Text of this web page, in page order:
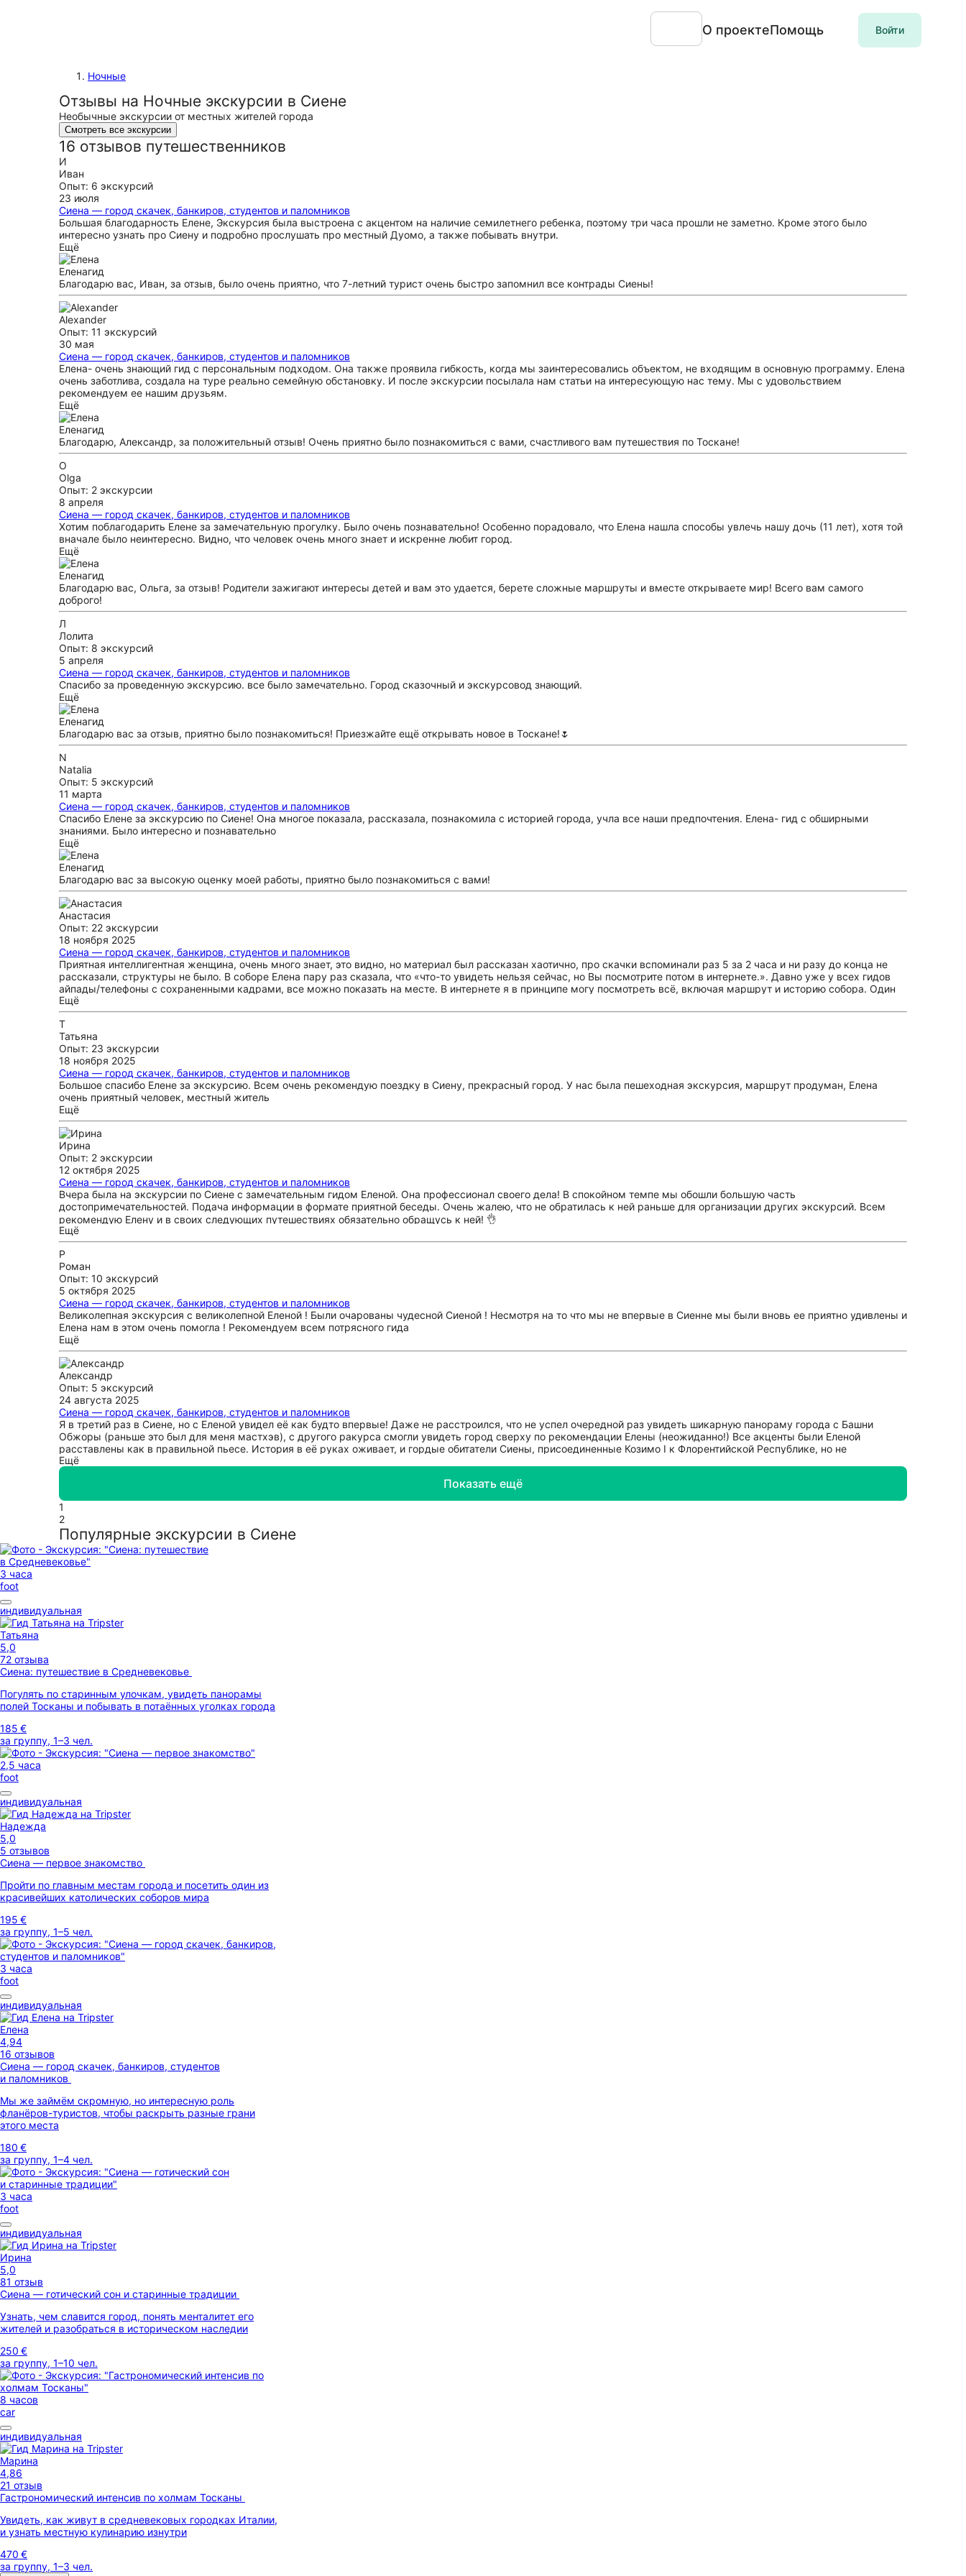
О проектеПомощь Войти
Ночные
Отзывы на Ночные экскурсии в Сиене
Необычные экскурсии от местных жителей города
Смотреть все экскурсии
16 отзывов путешественников
И
Иван
Опыт: 6 экскурсий
23 июля
Сиена — город скачек, банкиров, студентов и паломников
Большая благодарность Елене, Экскурсия была выстроена с акцентом на наличие семилетнего ребенка, поэтому три часа прошли не заметно. Кроме этого было
интересно узнать про Сиену и подробно прослушать про местный Дуомо, а также побывать внутри.
Ещё
Еленагид
Благодарю вас, Иван, за отзыв, было очень приятно, что 7-летний турист очень быстро запомнил все контрады Сиены!
Alexander
Опыт: 11 экскурсий
30 мая
Сиена — город скачек, банкиров, студентов и паломников
Елена- очень знающий гид с персональным подходом. Она также проявила гибкость, когда мы заинтересовались объектом, не входящим в основную программу. Елена
очень заботлива, создала на туре реально семейную обстановку. И после экскурсии посылала нам статьи на интересующую нас тему. Мы с удовольствием
рекомендуем ее нашим друзьям.
Ещё
Еленагид
Благодарю, Александр, за положительный отзыв! Очень приятно было познакомиться с вами, счастливого вам путешествия по Тоскане!
O
Olga
Опыт: 2 экскурсии
8 апреля
Сиена — город скачек, банкиров, студентов и паломников
Хотим поблагодарить Елене за замечательную прогулку. Было очень познавательно! Особенно порадовало, что Елена нашла способы увлечь нашу дочь (11 лет), хотя той
вначале было неинтересно. Видно, что человек очень много знает и искренне любит город.
Ещё
Еленагид
Благодарю вас, Ольга, за отзыв! Родители зажигают интересы детей и вам это удается, берете сложные маршруты и вместе открываете мир! Всего вам самого
доброго!
Л
Лолита
Опыт: 8 экскурсий
5 апреля
Сиена — город скачек, банкиров, студентов и паломников
Спасибо за проведенную экскурсию. все было замечательно. Город сказочный и экскурсовод знающий.
Ещё
Еленагид
Благодарю вас за отзыв, приятно было познакомиться! Приезжайте ещё открывать новое в Тоскане!🌷
N
Natalia
Опыт: 5 экскурсий
11 марта
Сиена — город скачек, банкиров, студентов и паломников
Спасибо Елене за экскурсию по Сиене! Она многое показала, рассказала, познакомила с историей города, учла все наши предпочтения. Елена- гид с обширными
знаниями. Было интересно и познавательно
Ещё
Еленагид
Благодарю вас за высокую оценку моей работы, приятно было познакомиться с вами!
Анастасия
Опыт: 22 экскурсии
18 ноября 2025
Сиена — город скачек, банкиров, студентов и паломников
Приятная интеллигентная женщина, очень много знает, это видно, но материал был рассказан хаотично, про скачки вспоминали раз 5 за 2 часа и ни разу до конца не
рассказали, структуры не было. В соборе Елена пару раз сказала, что «что-то увидеть нельзя сейчас, но Вы посмотрите потом в интернете.». Давно уже у всех гидов
айпады/телефоны с сохраненными кадрами, все можно показать на месте. В интернете я в принципе могу посмотреть всё, включая маршрут и историю собора. Один
раз Елена махнула рукой на улице в сторону и сказала, что там магазин традиционных сладостей, протараторила названия и сказала, что я могу потом туда зайти. Не
рассказала ни что за сладости, ни историю, ничего. Не могу сказать, что это было совсем ужасно, но я встречала много гидов гораздо лучше за эти деньги.
Ещё
Т
Татьяна
Опыт: 23 экскурсии
18 ноября 2025
Сиена — город скачек, банкиров, студентов и паломников
Большое спасибо Елене за экскурсию. Всем очень рекомендую поездку в Сиену, прекрасный город. У нас была пешеходная экскурсия, маршрут продуман, Елена
очень приятный человек, местный житель
Ещё
Ирина
Опыт: 2 экскурсии
12 октября 2025
Сиена — город скачек, банкиров, студентов и паломников
Вчера была на экскурсии по Сиене с замечательным гидом Еленой. Она профессионал своего дела! В спокойном темпе мы обошли большую часть
достопримечательностей. Подача информации в формате приятной беседы. Очень жалею, что не обратилась к ней раньше для организации других экскурсий. Всем
рекомендую Елену и в своих следующих путешествиях обязательно обращусь к ней! 👌
Ещё
Р
Роман
Опыт: 10 экскурсий
5 октября 2025
Сиена — город скачек, банкиров, студентов и паломников
Великолепная экскурсия с великолепной Еленой ! Были очарованы чудесной Сиеной ! Несмотря на то что мы не впервые в Сиенне мы были вновь ее приятно удивлены и
Елена нам в этом очень помогла ! Рекомендуем всем потрясного гида
Ещё
Александр
Опыт: 5 экскурсий
24 августа 2025
Сиена — город скачек, банкиров, студентов и паломников
Я в третий раз в Сиене, но с Еленой увидел её как будто впервые! Даже не расстроился, что не успел очередной раз увидеть шикарную панораму города с Башни
Обжоры (раньше это был для меня мастхэв), с другого ракурса смогли увидеть город сверху по рекомендации Елены (неожиданно!) Все акценты были Еленой
расставлены как в правильной пьесе. История в её руках оживает, и гордые обитатели Сиены, присоединенные Козимо I к Флорентийской Республике, но не
потерявшие свою самобытность, как будто сопровождают вас в прогулке по городу,с волнением переживая очередное Палио... Спасибо, Вам Елена! Ах, как хочется
вернуться в городок! 😇
Ещё
Показать ещё
1
2
Популярные экскурсии в Сиене
3 часа
foot
индивидуальная
Татьяна
5,0
72 отзыва
Сиена: путешествие в Средневековье
Погулять по старинным улочкам, увидеть панорамы
полей Тосканы и побывать в потаённых уголках города
185 €
за группу, 1–3 чел.
2,5 часа
foot
индивидуальная
Надежда
5,0
5 отзывов
Сиена — первое знакомство
Пройти по главным местам города и посетить один из
красивейших католических соборов мира
195 €
за группу, 1–5 чел.
3 часа
foot
индивидуальная
Елена
4,94
16 отзывов
Сиена — город скачек, банкиров, студентов
и паломников
Мы же займём скромную, но интересную роль
фланёров-туристов, чтобы раскрыть разные грани
этого места
180 €
за группу, 1–4 чел.
3 часа
foot
индивидуальная
Ирина
5,0
81 отзыв
Сиена — готический сон и старинные традиции
Узнать, чем славится город, понять менталитет его
жителей и разобраться в историческом наследии
250 €
за группу, 1–10 чел.
8 часов
car
индивидуальная
Марина
4,86
21 отзыв
Гастрономический интенсив по холмам Тосканы
Увидеть, как живут в средневековых городках Италии,
и узнать местную кулинарию изнутри
470 €
за группу, 1–3 чел.